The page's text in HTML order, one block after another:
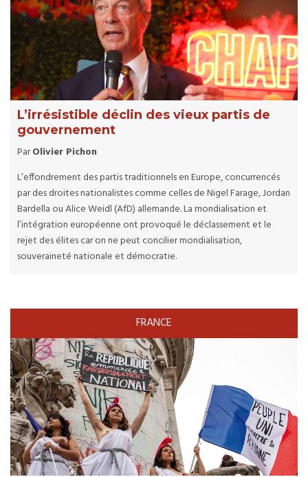
L’irrésistible déclin des vieux partis de
gouvernement
ParOlivier Pichon
L’effondrement des partis traditionnels en Europe, concurrencés
par des droites nationalistes comme celles de Nigel Farage, Jordan
Bardella ou Alice Weidl (AfD) allemande. La mondialisation et
l’intégration européenne ont provoqué le déclassement et le
rejet des élites car on ne peut concilier mondialisation,
souveraineté nationale et démocratie.
FRANCE